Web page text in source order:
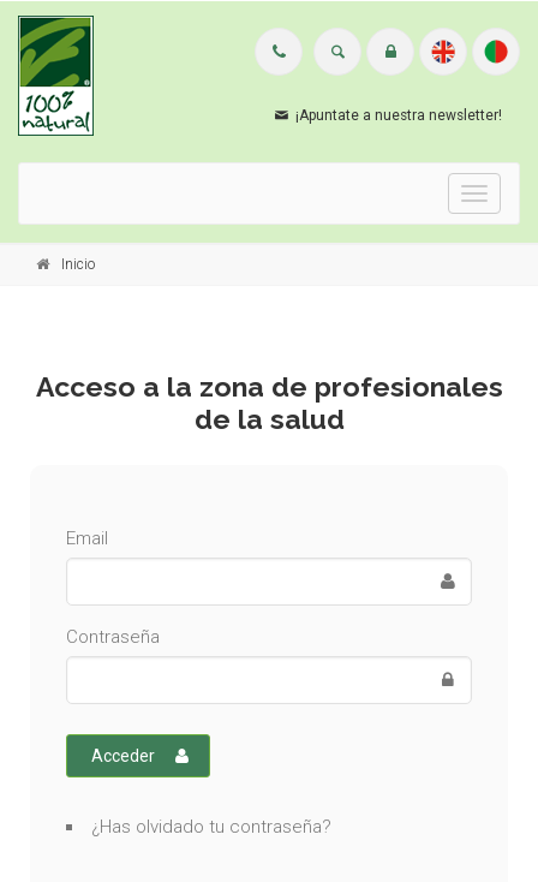
¡Apuntate a nuestra newsletter!
Menu
Inicio
Acceso a la zona de profesionales
de la salud
Email
Contraseña
Acceder
¿Has olvidado tu contraseña?